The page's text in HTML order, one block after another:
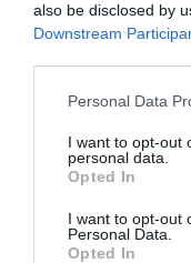
also be disclosed by
Downstream
Personal Data
I want to opt-out
personal data.
Opted In
I want to opt-out
Personal Data.
Opted In
Ας το
ακούγαμε «με βιολί
τραγουδάγαμε
οργανοπαίχτης του
να αναφέρεται στο